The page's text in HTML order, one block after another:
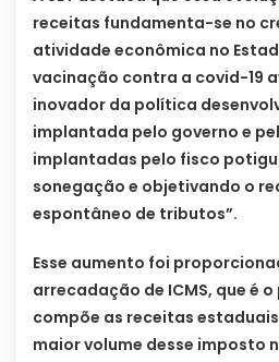
receitas fundamenta-se no
atividade econômica no
vacinação contra a covid-19
inovador da política
implantada pelo governo e
implantadas pelo fisco
sonegação e objetivando o
espontâneo de tributos”.
Esse aumento foi
arrecadação de ICMS, que é
compõe as receitas
maior volume desse imposto